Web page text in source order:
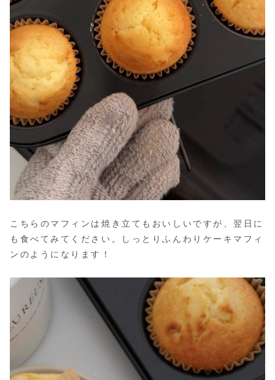
こちらのマフィンは焼き立てもおいしいですが、翌日に
も食べてみてください。しっとりふんわりケーキマフィ
ンのようになります！